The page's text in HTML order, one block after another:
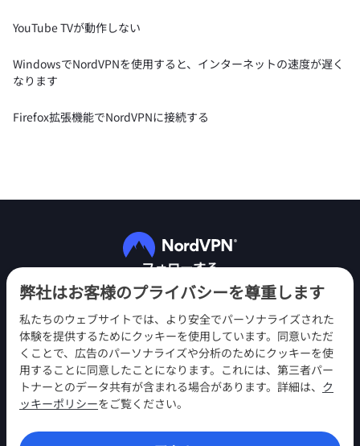
弊社はお客様のプライバシーを尊重します
私たちのウェブサイトでは、より安全でパーソナライズされた
体験を提供するためにクッキーを使用しています。同意いただ
くことで、広告のパーソナライズや分析のためにクッキーを使
用することに同意したことになります。これには、第三者パー
トナーとのデータ共有が含まれる場合があります。詳細は、 ク
ッキーポリシーをご覧ください。
YouTube TVが動作しない
WindowsでNordVPNを使用すると、インターネットの速度が遅く
なります
Firefox拡張機能でNordVPNに接続する
フォローする
NordVPN
エンゲージメント
ヘルプ